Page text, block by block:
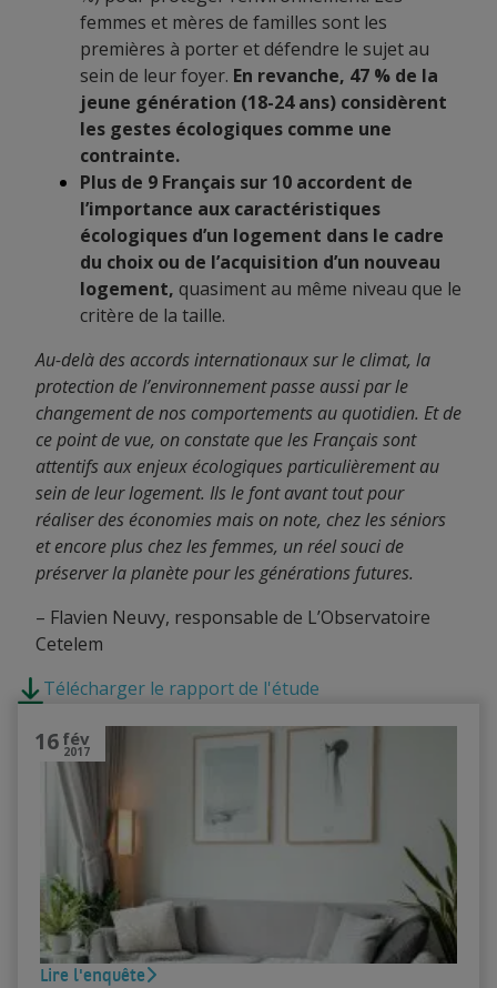
femmes et mères de familles sont les
premières à porter et défendre le sujet au
sein de leur foyer. En revanche, 47 % de la
jeune génération (18-24 ans) considèrent
les gestes écologiques comme une
contrainte.
Plus de 9 Français sur 10 accordent de
l’importance aux caractéristiques
écologiques d’un logement dans le cadre
du choix ou de l’acquisition d’un nouveau
logement, quasiment au même niveau que le
critère de la taille.
Au-delà des accords internationaux sur le climat, la
protection de l’environnement passe aussi par le
changement de nos comportements au quotidien. Et de
ce point de vue, on constate que les Français sont
attentifs aux enjeux écologiques particulièrement au
sein de leur logement. Ils le font avant tout pour
réaliser des économies mais on note, chez les séniors
et encore plus chez les femmes, un réel souci de
préserver la planète pour les générations futures.
– Flavien Neuvy, responsable de L’Observatoire
Cetelem
Télécharger le rapport de l'étude
16 fév
2017
Lire l'enquête